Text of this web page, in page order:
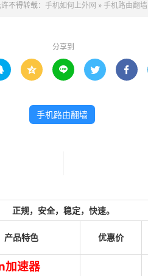
不得转载： 手机如何上外网 » 手机路由翻墙
分享到
   
手机路由翻墙
正规，安全，稳定，快速。
产品特色 优惠价
加速器